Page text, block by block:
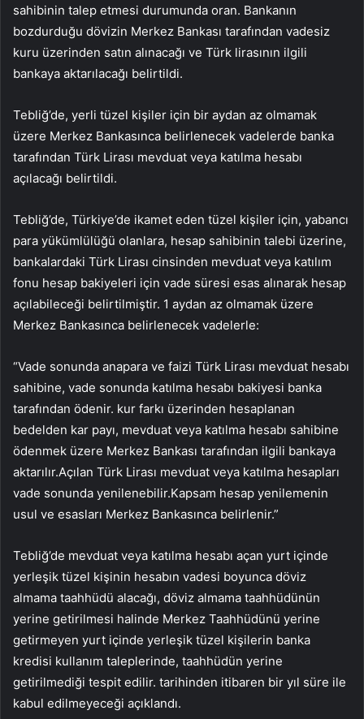
sahibinin talep etmesi durumunda oran. Bankanın
bozdurduğu dövizin Merkez Bankası tarafından vadesiz
kuru üzerinden satın alınacağı ve Türk lirasının ilgili
bankaya aktarılacağı belirtildi.
Tebliğ’de, yerli tüzel kişiler için bir aydan az olmamak
üzere Merkez Bankasınca belirlenecek vadelerde banka
tarafından Türk Lirası mevduat veya katılma hesabı
açılacağı belirtildi.
Tebliğ’de, Türkiye’de ikamet eden tüzel kişiler için, yabancı
para yükümlülüğü olanlara, hesap sahibinin talebi üzerine,
bankalardaki Türk Lirası cinsinden mevduat veya katılım
fonu hesap bakiyeleri için vade süresi esas alınarak hesap
açılabileceği belirtilmiştir. 1 aydan az olmamak üzere
Merkez Bankasınca belirlenecek vadelerle:
“Vade sonunda anapara ve faizi Türk Lirası mevduat hesabı
sahibine, vade sonunda katılma hesabı bakiyesi banka
tarafından ödenir. kur farkı üzerinden hesaplanan
bedelden kar payı, mevduat veya katılma hesabı sahibine
ödenmek üzere Merkez Bankası tarafından ilgili bankaya
aktarılır.Açılan Türk Lirası mevduat veya katılma hesapları
vade sonunda yenilenebilir.Kapsam hesap yenilemenin
usul ve esasları Merkez Bankasınca belirlenir.”
Tebliğ’de mevduat veya katılma hesabı açan yurt içinde
yerleşik tüzel kişinin hesabın vadesi boyunca döviz
almama taahhüdü alacağı, döviz almama taahhüdünün
yerine getirilmesi halinde Merkez Taahhüdünü yerine
getirmeyen yurt içinde yerleşik tüzel kişilerin banka
kredisi kullanım taleplerinde, taahhüdün yerine
getirilmediği tespit edilir. tarihinden itibaren bir yıl süre ile
kabul edilmeyeceği açıklandı.